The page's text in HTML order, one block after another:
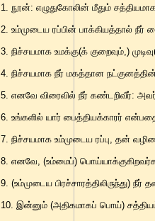
1. நூன்: எழுதுகோலின் மீதும்
2. உம்முடைய ரப்பின் பாக்கியத்தால் நீர்
3. நிச்சயமாக உமக்கு(க் குறைவும்,)
4. நிச்சயமாக நீர் மகத்தான
5. எனவே விரைவில் நீர் கண்டறிவீர்:
6. உங்களில் யார் பைத்தியக்காரர்
7. நிச்சயமாக உம்முடைய ரப்பு, தன்
8. எனவே, (உம்மைப்)
9. (உம்முடைய பிரச்சாரத்திலிருந்து)
10. இன்னும் (அதிகமாகப் பொய்)